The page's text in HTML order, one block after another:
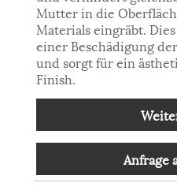
Mutter in die
Materials eingräbt.
einer Beschädigung
und sorgt für ein
Finish.
Anfrage